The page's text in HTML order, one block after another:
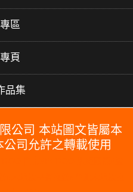
區
頁
品集
公司 本站圖文皆屬本
司允許之轉載使用